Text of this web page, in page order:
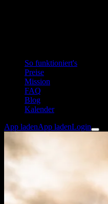
So funktioniert's
Preise
Mission
FAQ
Blog
Kalender
App ladenApp ladenLogin